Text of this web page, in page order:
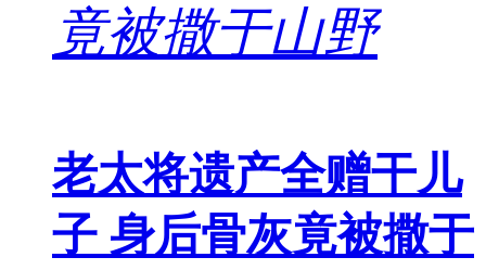
老太将遗产全赠干儿
子 身后骨灰竟被撒于